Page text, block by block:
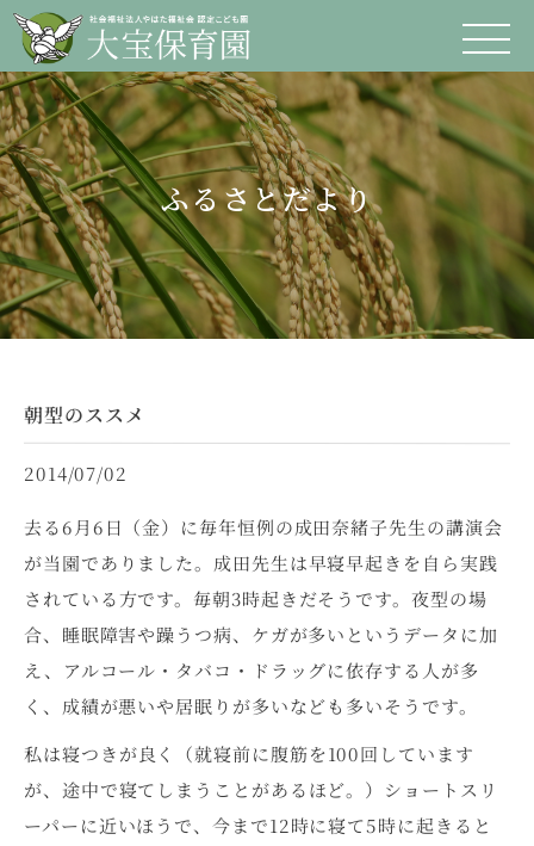
ふるさとだより
朝型のススメ
2014/07/02
去る6月6日（金）に毎年恒例の成田奈緒子先生の講演会
が当園でありました。成田先生は早寝早起きを自ら実践
されている方です。毎朝3時起きだそうです。夜型の場
合、睡眠障害や躁うつ病、ケガが多いというデータに加
え、アルコール・タバコ・ドラッグに依存する人が多
く、成績が悪いや居眠りが多いなども多いそうです。
私は寝つきが良く（就寝前に腹筋を100回しています
が、途中で寝てしまうことがあるほど。）ショートスリ
ーパーに近いほうで、今まで12時に寝て5時に起きると